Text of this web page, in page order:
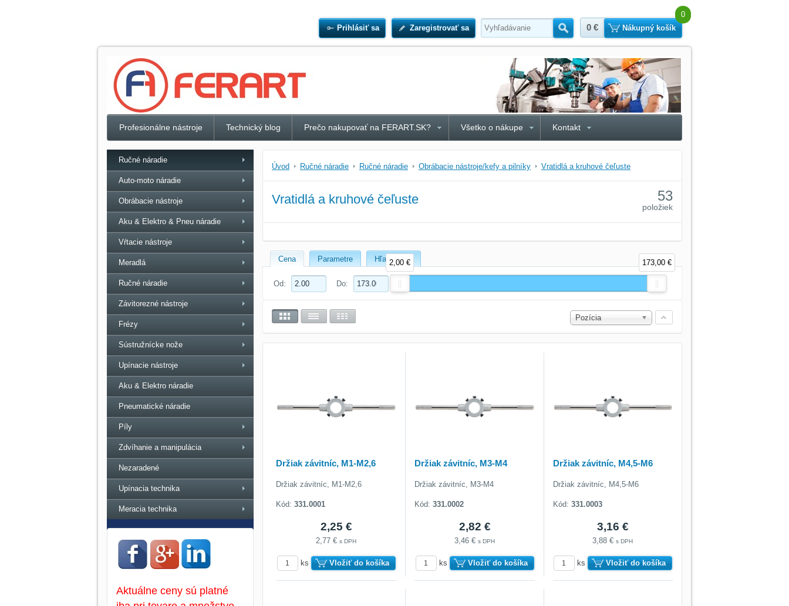
Prihlásiť sa Zaregistrovať sa Hľadať
0 €
0
Nákupný košík
Profesionálne nástroje Technický blog Prečo nakupovať na FERART.SK? Všetko o nákupe Kontakt
Úvod Ručné náradie Ručné náradie Obrábacie nástroje/kefy a pilníky Vratidlá a kruhové čeľuste
Vratidlá a kruhové čeľuste 53
položiek
Cena Parametre Hľadať text
Od: Do:
2,00 € 173,00 €
Pozícia
Držiak závitníc, M1-M2,6
Držiak závitníc, M1-M2,6
Kód:331.0001
2,25 €
2,77 €s DPH
ks Vložiť do košíka
Držiak závitníc, M3-M4
Držiak závitníc, M3-M4
Kód:331.0002
2,82 €
3,46 €s DPH
ks Vložiť do košíka
Držiak závitníc, M4,5-M6
Držiak závitníc, M4,5-M6
Kód: 331.0003
3,16 €
3,88 €s DPH
ks Vložiť do košíka
Ručné náradie
Auto-moto náradie
Obrábacie nástroje
Aku & Elektro & Pneu náradie
Vŕtacie nástroje
Meradlá
Ručné náradie
Závitorezné nástroje
Frézy
Sústružnícke nože
Upínacie nástroje
Aku & Elektro náradie
Pneumatické náradie
Píly
Zdvíhanie a manipulácia
Nezaradené
Upínacia technika
Meracia technika
Aktuálne ceny sú platné